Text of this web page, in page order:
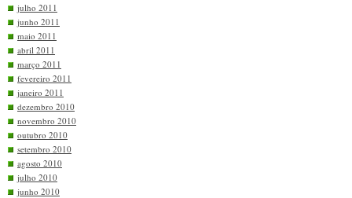
julho 2011
junho 2011
maio 2011
abril 2011
março 2011
fevereiro 2011
janeiro 2011
dezembro 2010
novembro 2010
outubro 2010
setembro 2010
agosto 2010
julho 2010
junho 2010